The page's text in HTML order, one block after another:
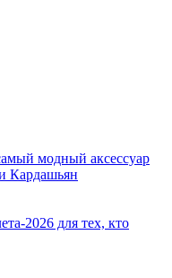
модный аксессуар
Кардашьян
2026 для тех, кто